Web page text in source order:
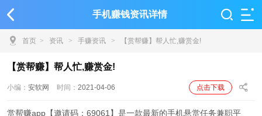
手机赚钱资讯详情
首页 > 资讯 > 手赚资讯 > 【赏帮赚】帮人忙,赚赏金!
【赏帮赚】帮人忙,赚赏金!
小编： 安软网 时间： 2021-04-06 点击下载
赏帮赚app【邀请码：69061】是一款最新的手机悬赏任务兼职平